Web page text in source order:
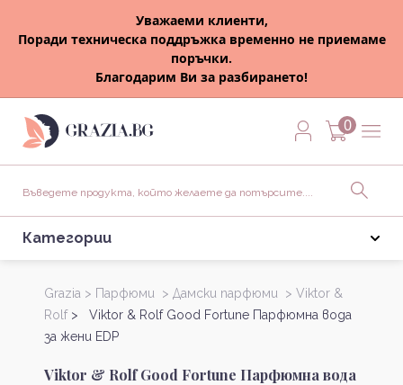
Уважаеми клиенти,
Поради техническа поддръжка временно не приемаме
поръчки.
Благодарим Ви за разбирането!
0
Категории
Grazia > Парфюми > Дамски парфюми > Viktor &
Rolf > Viktor & Rolf Good Fortune Парфюмна вода
за жени EDP
Viktor & Rolf Good Fortune Парфюмна вода